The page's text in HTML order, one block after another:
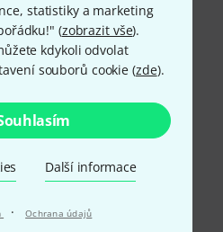
statistiky a marketing
(zobrazit vše).
kdykoli odvolat
souborů cookie (zde).
Další informace
· Ochrana údajů
metodami: Dobírka,
Kreditní karta.